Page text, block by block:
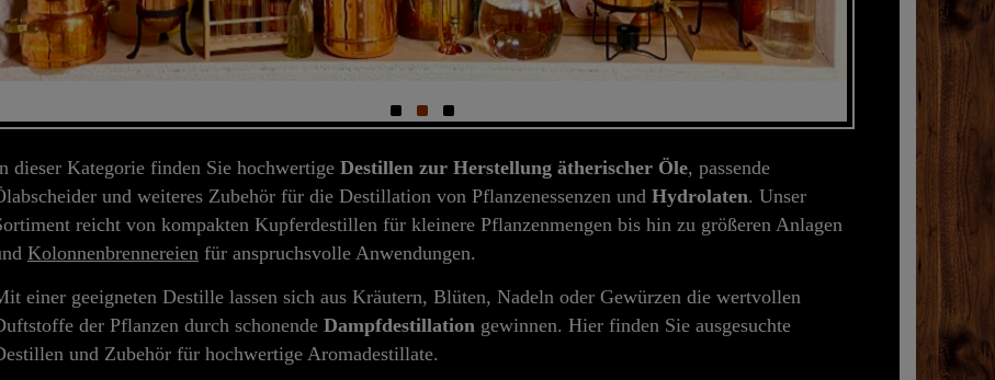
dieser Kategorie finden Sie hochwertige Destillen zur Herstellung ätherischer Öle, passende
und weiteres Zubehör für die Destillation von Pflanzenessenzen und Hydrolaten. Unser
reicht von kompakten Kupferdestillen für kleinere Pflanzenmengen bis hin zu größeren Anlagen
Kolonnenbrennereien für anspruchsvolle Anwendungen.
einer geeigneten Destille lassen sich aus Kräutern, Blüten, Nadeln oder Gewürzen die wertvollen
der Pflanzen durch schonende Dampfdestillation gewinnen. Hier finden Sie ausgesuchte
und Zubehör für hochwertige Aromadestillate.